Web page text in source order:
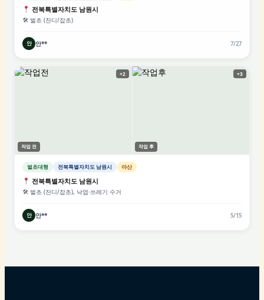
전북특별자치도 남원시
🛠 벌초 (잔디/잡초)
안 안** 7/27
작업 전
+2
작업 후
+3
벌초대행 전북특별자치도 남원시 야산
전북특별자치도 남원시
🛠 벌초 (잔디/잡초), 낙엽·쓰레기 수거
안 안** 5/15